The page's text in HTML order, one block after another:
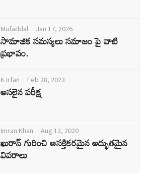
Mufaddal Jan 17, 2026
సామాజిక సమస్యలు సమాజం పై వాటి
ప్రభావం.
K Irfan Feb 28, 2023
అసలైన పరీక్ష
Imran Khan Aug 12, 2020
ఖురాన్ గురించి ఆసక్తికరమైన అద్భుతమైన
వివరాలు